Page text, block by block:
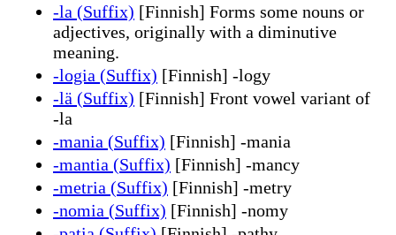
-la (Suffix) [Finnish] Forms some nouns or
adjectives, originally with a diminutive
meaning.
-logia (Suffix) [Finnish] -logy
-lä (Suffix) [Finnish] Front vowel variant of
-la
-mania (Suffix) [Finnish] -mania
-mantia (Suffix) [Finnish] -mancy
-metria (Suffix) [Finnish] -metry
-nomia (Suffix) [Finnish] -nomy